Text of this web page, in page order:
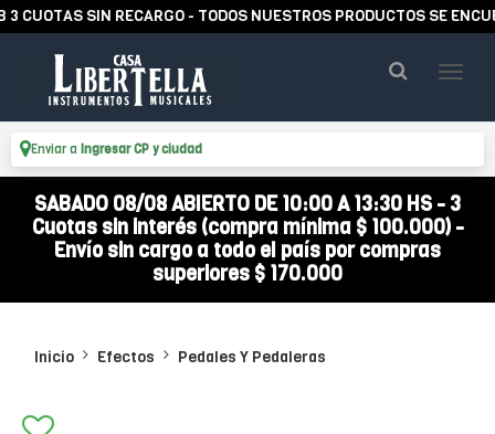
SIN RECARGO - TODOS NUESTROS PRODUCTOS SE
Enviar a Ingresar CP y ciudad
SABADO 08/08 ABIERTO DE 10:00 A 13:30 HS - 3
Cuotas sin interés (compra mínima $ 100.000) -
Envío sin cargo a todo el país por compras
superiores $ 170.000
Inicio Efectos Pedales Y Pedaleras